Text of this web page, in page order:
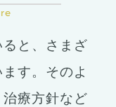
と、さまざ
す。そのよ
療方針など